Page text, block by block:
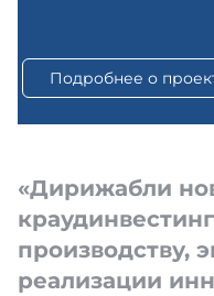
Подробнее о
«Дирижабли
производству,
реализации